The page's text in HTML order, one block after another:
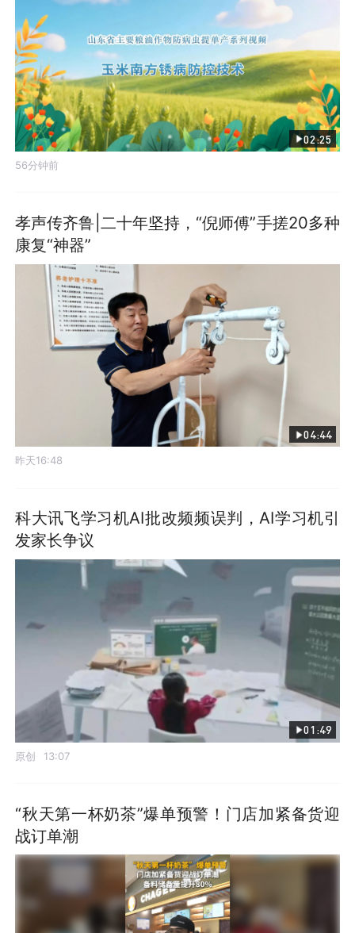
02:25
56分钟前
孝声传齐鲁|二十年坚持，“倪师傅”手搓20多种
康复“神器”
04:44
昨天16:48
科大讯飞学习机AI批改频频误判，AI学习机引
发家长争议
01:49
原创 13:07
“秋天第一杯奶茶”爆单预警！门店加紧备货迎
战订单潮